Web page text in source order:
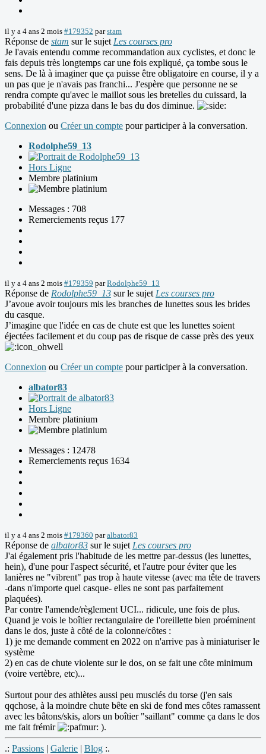
il y a 4 ans 2 mois #179352 parstam
Réponse de stam sur le sujet Les courses pro
Je l'avais entendu comme recommandation aux cyclistes, et donc le
fais depuis très longtemps car une fois expliqué, ça tombe sous le
sens. De là à imaginer que ça puisse être obligatoire en course, il y a
un pas que je n'avais pas franchi... J'espère que personne ne se
rendra compte qu'avec le maillot sous les bretelles du cuissard, la
probabilité d'une pizza dans le bas du dos diminue.
Connexion ou Créer un compte pour participer à la conversation.
Rodolphe59_13
Hors Ligne
Membre platinium
Messages : 708
Remerciements reçus 177
il y a 4 ans 2 mois #179359 parRodolphe59_13
Réponse de Rodolphe59_13 sur le sujet Les courses pro
J’avoue avoir toujours mis les branches de lunettes sous les brides
du casque.
J’imagine que l'idée en cas de chute est que les lunettes soient
éjectées facilement et du coup pas de risque de casse près des yeux
Connexion ou Créer un compte pour participer à la conversation.
albator83
Hors Ligne
Membre platinium
Messages : 12478
Remerciements reçus 1634
il y a 4 ans 2 mois #179360 paralbator83
Réponse de albator83 sur le sujet Les courses pro
J'ai également pris l'habitude de les mettre par-dessus (les lunettes,
hein), d'une pour l'aspect sécurité, et l'autre pour éviter que les
lanières ne "vibrent" pas trop à haute vitesse (avec ma tête de travers
-dans n'importe quel casque- elles ne sont pas parfaitement
plaquées).
Par contre l'amende/règlement UCI... ridicule, une fois de plus.
Quand je vois le boîtier rectangulaire de l'oreillette bien proéminent
dans le dos, juste à côté de la colonne/côtes :
1) je me demande comment en 2022 on n'arrive pas à miniaturiser le
système
2) en cas de chute violente sur le dos, on se fait une côte minimum
(voire vertèbre, etc)...
Surtout pour des athlètes aussi peu musclés du torse (j'en sais
qqchose, à la moindre chute bête en ski de fond mes côtes ramassent
avec les bâtons/skis, alors un boîtier "saillant" comme ça dans le dos
me fait frémir
).
.: Passions | Galerie | Blog :.